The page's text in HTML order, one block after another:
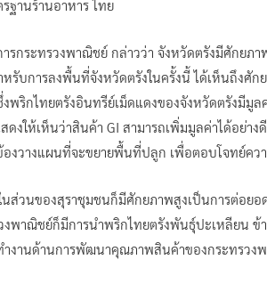
ฐานร้านอาหาร ไทย
ารกระทรวงพาณิชย์ กล่าวว่า จังหวัดตรังมีศักยภ
หรับการลงพื้นที่จังหวัดตรังในครั้งนี้ ได้เห็นถึงศั
พริกไทยตรังอินทรีย์เม็ดแดงของจังหวัดตรังมีมู
ดงให้เห็นว่าสินค้า GI สามารถเพิ่มมูลค่าได้อย่
องวางแผนที่จะขยายพื้นที่ปลูก เพื่อตอบโจทย์คว
ส่วนของสุราชุมชนก็มีศักยภาพสูงเป็นการต่อยอ
งพาณิชย์ก็มีการนำพริกไทยตรังพันธุ์ปะเหลียน ข้
ำงานด้านการพัฒนาคุณภาพสินค้าของกระทรวง